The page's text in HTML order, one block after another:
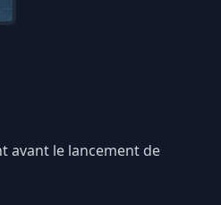
avant le lancement de